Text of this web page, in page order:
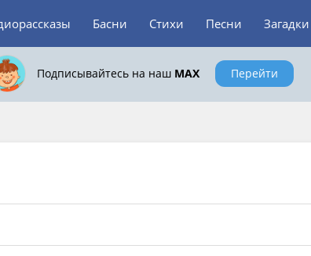
Басни Стихи Песни Загадки
Подписывайтесь на наш MAX Перейти